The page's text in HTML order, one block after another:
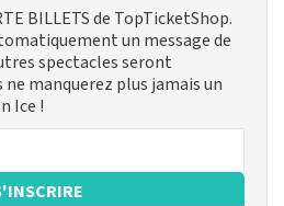
BILLETS de TopTicketShop.
un message de
spectacles seront
manquerez plus jamais un
Ice !